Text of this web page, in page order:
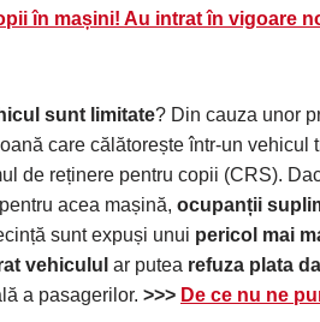
în mașini! Au intrat în vigoare
sunt limitate? Din cauza unor
care călătorește într-un vehicul
de reținere pentru copii (CRS).
acea mașină, ocupanții
sunt expuși unui pericol mai
vehiculul ar putea refuza plata
a pasagerilor. >>> De ce nu ne